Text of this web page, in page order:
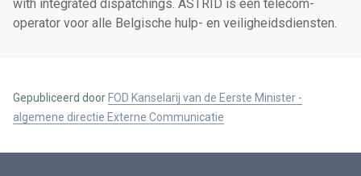
with integrated dispatchings. ASTRID is een telecom-
operator voor alle Belgische hulp- en veiligheidsdiensten.
Gepubliceerd door FOD Kanselarij van de Eerste Minister -
algemene directie Externe Communicatie